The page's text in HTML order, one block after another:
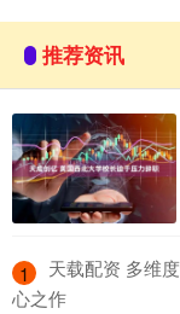
推荐资讯
1
天载配资 多维
心之作